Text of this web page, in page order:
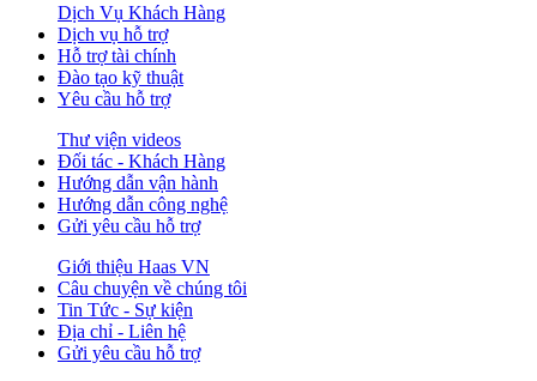
Dịch Vụ Khách Hàng
Dịch vụ hỗ trợ
Hỗ trợ tài chính
Đào tạo kỹ thuật
Yêu cầu hỗ trợ
Thư viện videos
Đối tác - Khách Hàng
Hướng dẫn vận hành
Hướng dẫn công nghệ
Gửi yêu cầu hỗ trợ
Giới thiệu Haas VN
Câu chuyện về chúng tôi
Tin Tức - Sự kiện
Địa chỉ - Liên hệ
Gửi yêu cầu hỗ trợ